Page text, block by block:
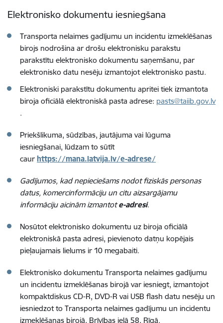
Elektronisko dokumentu iesniegšana
Transporta nelaimes gadījumu un incidentu izmeklēšanas
birojs nodrošina ar drošu elektronisku parakstu
parakstītu elektronisko dokumentu saņemšanu, par
elektronisko datu nesēju izmantojot elektronisko pastu.
Elektroniski parakstītu dokumentu apritei tiek izmantota
biroja oficiālā elektroniskā pasta adrese: pasts@taiib.gov.lv
.
Priekšlikuma, sūdzības, jautājuma vai lūguma
iesniegšanai, lūdzam to sūtīt
caur https://mana.latvija.lv/e-adrese/
Gadījumos, kad nepieciešams nodot fiziskās personas
datus, komercinformāciju un citu aizsargājamu
informāciju aicinām izmantote-adresi.
Nosūtot elektronisko dokumentu uz biroja oficiālā
elektroniskā pasta adresi, pievienoto datņu kopējais
pieļaujamais lielums ir 10 megabaiti.
Elektronisko dokumentu Transporta nelaimes gadījumu
un incidentu izmeklēšanas birojā var iesniegt, izmantojot
kompaktdiskus CD-R, DVD-R vai USB flash datu nesēju un
iesniedzot to Transporta nelaimes gadījumu un incidentu
izmeklēšanas birojā, Brīvības ielā 58, Rīgā.